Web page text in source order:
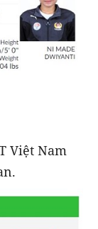
Việt Nam